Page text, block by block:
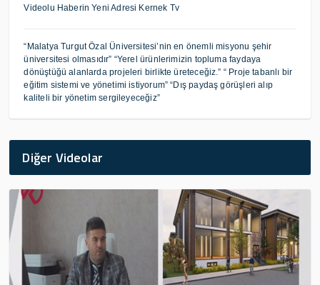
Videolu Haberin Yeni Adresi Kernek Tv
“Malatya Turgut Özal Üniversitesi’nin en önemli misyonu şehir
üniversitesi olmasıdır” “Yerel ürünlerimizin topluma faydaya
dönüştüğü alanlarda projeleri birlikte üreteceğiz.” “ Proje tabanlı bir
eğitim sistemi ve yönetimi istiyorum” “Dış paydaş görüşleri alıp
kaliteli bir yönetim sergileyeceğiz”
Diğer Videolar